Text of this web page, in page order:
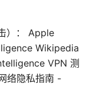
）： Apple
Wikipedia
VPN 测
络隐私指南 -